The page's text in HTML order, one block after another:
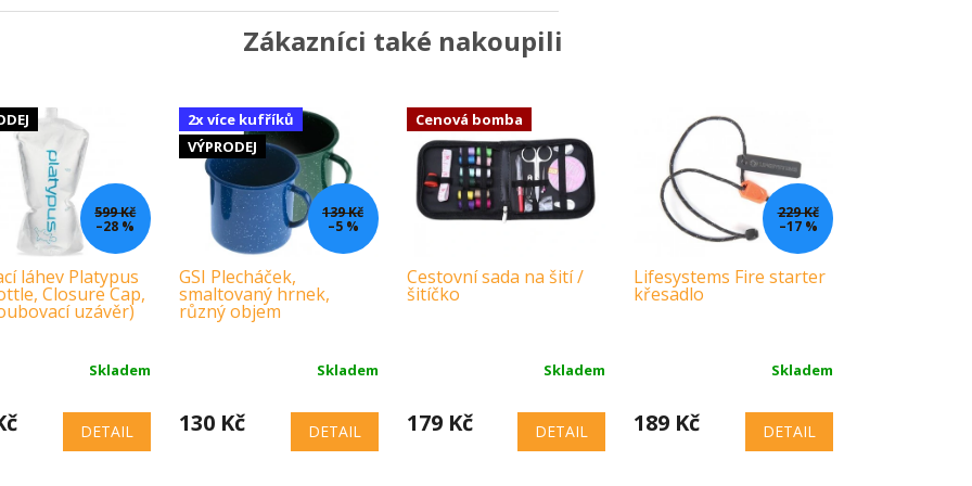
Zákazníci také nakoupili
599 Kč
–28 %
láhev Platypus
Closure Cap,
uzávěr)
Skladem
DETAIL
2x více kufříků
VÝPRODEJ
139 Kč
–5 %
GSI Plecháček,
smaltovaný hrnek,
různý objem
Skladem
130 Kč DETAIL
Cenová bomba
Cestovní sada na šití /
šitíčko
Skladem
179 Kč DETAIL
229 Kč
–17 %
Lifesystems Fire starter
křesadlo
Skladem
189 Kč DETAIL